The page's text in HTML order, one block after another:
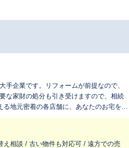
企業です。リフォームが前提なので、
な家財の処分も引き受けますので、相続
地元密着の各店舗に、あなたのお宅を生
相談 / 古い物件も対応可 / 遠方での売